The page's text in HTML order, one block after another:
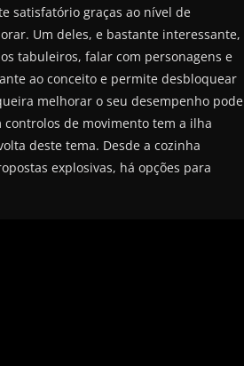
satisfatório graças ao nível de
Um deles, e bastante interessante,
tabuleiros, falar com personagens e
ao conceito e permite desbloquear
melhorar o seu desempenho pode
de movimento tem a ilha
deste tema. Desde a cozinha
explosivas, há opções para